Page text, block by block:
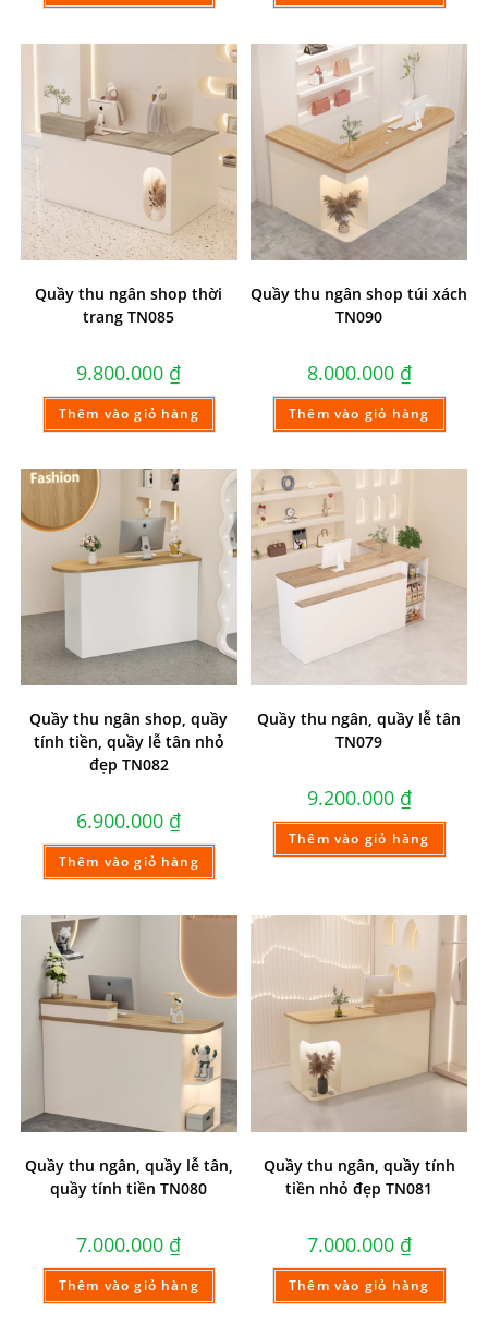
Quầy thu ngân shop thời
trang TN085
9.800.000 ₫
Thêm vào giỏ hàng
Quầy thu ngân shop túi xách
TN090
8.000.000 ₫
Thêm vào giỏ hàng
Quầy thu ngân shop, quầy
tính tiền, quầy lễ tân nhỏ
đẹp TN082
6.900.000 ₫
Thêm vào giỏ hàng
Quầy thu ngân, quầy lễ tân
TN079
9.200.000 ₫
Thêm vào giỏ hàng
Quầy thu ngân, quầy lễ tân,
quầy tính tiền TN080
7.000.000 ₫
Thêm vào giỏ hàng
Quầy thu ngân, quầy tính
tiền nhỏ đẹp TN081
7.000.000 ₫
Thêm vào giỏ hàng